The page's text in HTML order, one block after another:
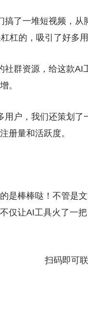
搞了一堆短视频，从
杠的，吸引了好多用
社群资源，给这款AI
。
用户，我们还策划
册量和活跃度。
是棒棒哒！不管是
仅让AI工具火了一
扫码即可